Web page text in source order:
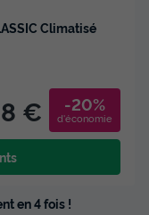
Climatisé
€ -20%
d'économie
en 4 fois !